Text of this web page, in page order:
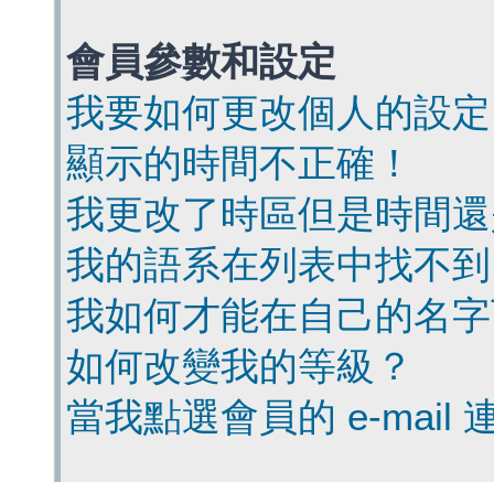
會員參數和設定
我要如何更改個人的設
顯示的時間不正確！
我更改了時區但是時間
我的語系在列表中找不
我如何才能在自己的名
如何改變我的等級？
當我點選會員的 e-mail